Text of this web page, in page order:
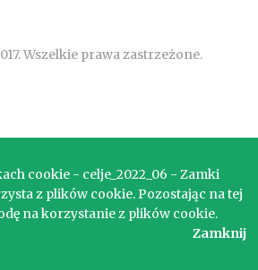
Wszelkie prawa zastrzeżone.
cookie - celje_2022_06 - Zamki
z plików cookie. Pozostając na tej
na korzystanie z plików cookie.
Zamknij